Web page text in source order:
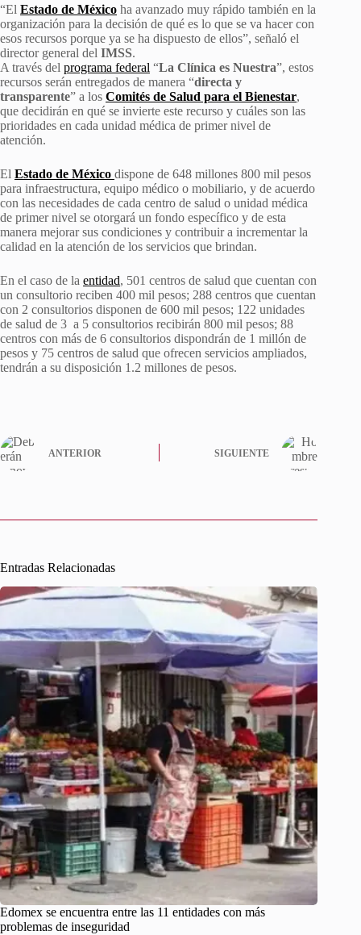
“El Estado de México ha avanzado muy rápido también en la
organización para la decisión de qué es lo que se va hacer con
esos recursos porque ya se ha dispuesto de ellos”, señaló el
director general del IMSS.
A través del programa federal “La Clínica es Nuestra”, estos
recursos serán entregados de manera “directa y
transparente” a los Comités de Salud para el Bienestar,
que decidirán en qué se invierte este recurso y cuáles son las
prioridades en cada unidad médica de primer nivel de
atención.
El Estado de México dispone de 648 millones 800 mil pesos
para infraestructura, equipo médico o mobiliario, y de acuerdo
con las necesidades de cada centro de salud o unidad médica
de primer nivel se otorgará un fondo específico y de esta
manera mejorar sus condiciones y contribuir a incrementar la
calidad en la atención de los servicios que brindan.
En el caso de la entidad, 501 centros de salud que cuentan con
un consultorio reciben 400 mil pesos; 288 centros que cuentan
con 2 consultorios disponen de 600 mil pesos; 122 unidades
de salud de 3 a 5 consultorios recibirán 800 mil pesos; 88
centros con más de 6 consultorios dispondrán de 1 millón de
pesos y 75 centros de salud que ofrecen servicios ampliados,
tendrán a su disposición 1.2 millones de pesos.
ANTERIOR SIGUIENTE
Entradas Relacionadas
Edomex se encuentra entre las 11 entidades con más
problemas de inseguridad